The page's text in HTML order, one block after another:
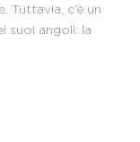
c’è un
suoi angoli: la